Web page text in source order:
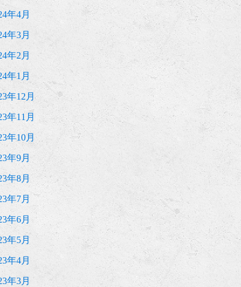
年4月
年3月
年2月
年1月
年12月
年11月
年10月
年9月
年8月
年7月
年6月
年5月
年4月
年3月